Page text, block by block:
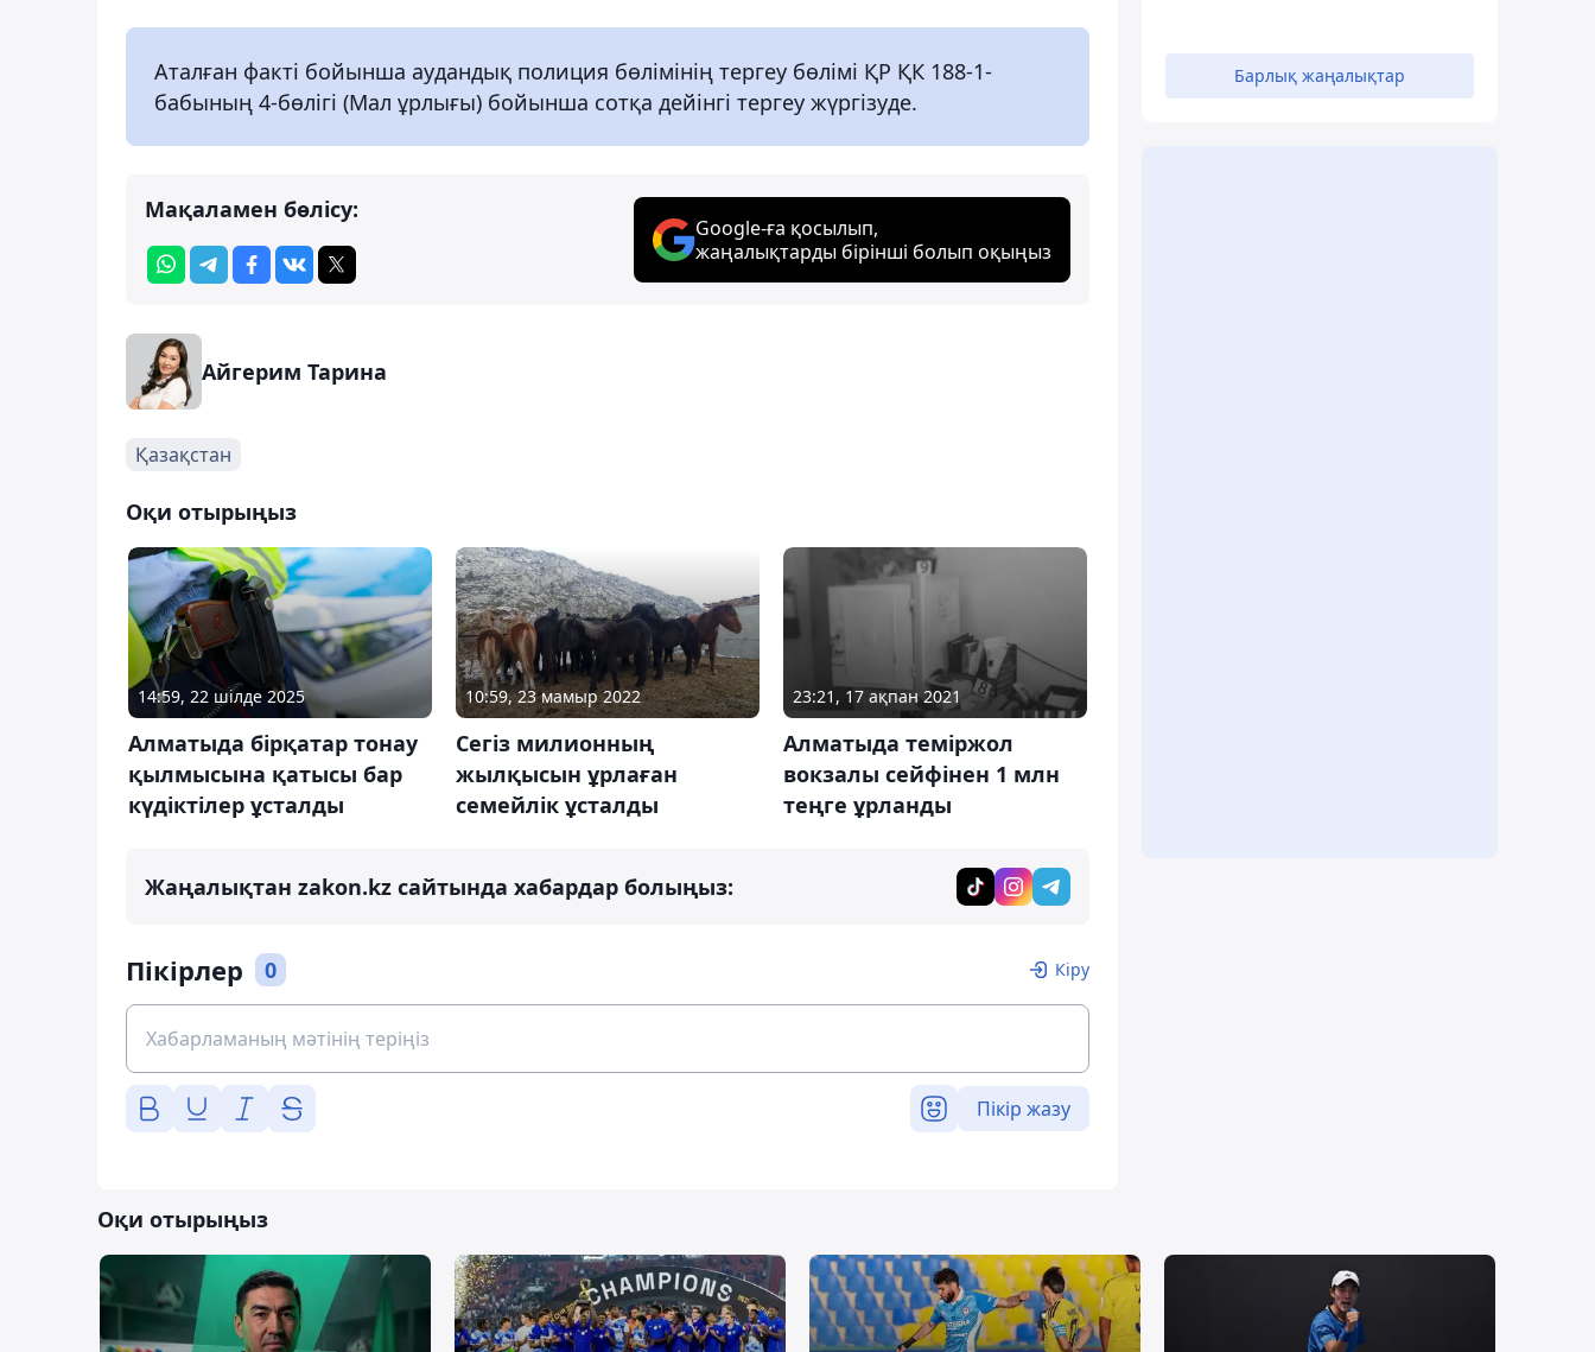
Аталған факті бойынша аудандық полиция бөлімінің тергеу бөлімі ҚР ҚК 188-1-
бабының 4-бөлігі (Мал ұрлығы) бойынша сотқа дейінгі тергеу жүргізуде.
Мақаламен бөлісу:
Google-ға қосылып,
жаңалықтарды бірінші болып оқыңыз
Айгерим Тарина
Қазақстан
Оқи отырыңыз
14:59, 22 шілде 2025
Алматыда бірқатар тонау
қылмысына қатысы бар
күдіктілер ұсталды
10:59, 23 мамыр 2022
Сегіз милионның
жылқысын ұрлаған
семейлік ұсталды
23:21, 17 ақпан 2021
Алматыда теміржол
вокзалы сейфінен 1 млн
теңге ұрланды
Жаңалықтан zakon.kz сайтында хабардар болыңыз:
Пікірлер 0 Кіру
Пікір жазу
Барлық жаңалықтар
Оқи отырыңыз